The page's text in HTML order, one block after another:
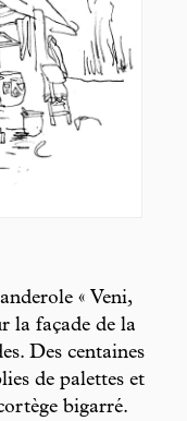
« Veni,
la façade de la
Des centaines
de palettes et
bigarré.